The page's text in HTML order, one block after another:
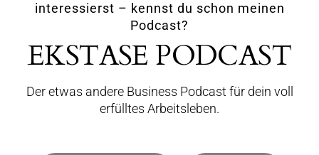
interessierst – kennst du schon meinen
Podcast?
EKSTASE PODCAST
Der etwas andere Business Podcast für dein voll
erfülltes Arbeitsleben.